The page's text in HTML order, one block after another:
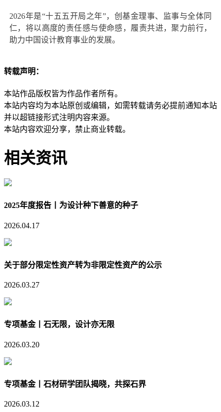
2026年是“十五五开局之年”，创基金理事、监事与全体同
仁，将以高度的责任感与使命感，履责共进，聚力前行，
助力中国设计教育事业的发展。
转载声明：
本站作品版权皆为作品作者所有。
本站内容均为本站原创或编辑，如需转载请务必提前通知本站
并以超链接形式注明内容来源。
本站内容欢迎分享，禁止商业转载。
相关资讯
2025年度报告丨为设计种下善意的种子
2026.04.17
关于部分限定性资产转为非限定性资产的公示
2026.03.27
专项基金丨石无限，设计亦无限
2026.03.20
专项基金丨石材研学团队揭晓，共探石界
2026.03.12